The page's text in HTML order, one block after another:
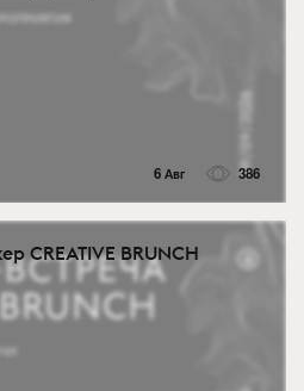
6 Авг 386
CREATIVE BRUNCH